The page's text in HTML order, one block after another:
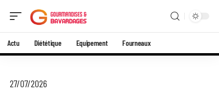
Actu Diététique Equipement Fourneaux
27/07/2026